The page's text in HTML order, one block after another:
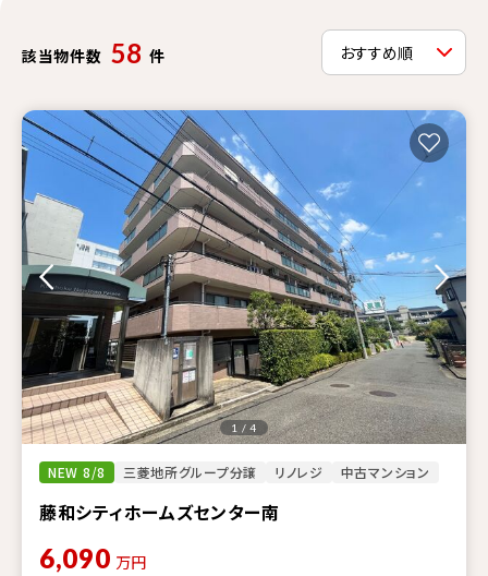
該当物件数 58 件
NEW 8/8 三菱地所グループ分譲 リノレジ 中古マンション
藤和シティホームズセンター南
1 / 4
6,090 万円